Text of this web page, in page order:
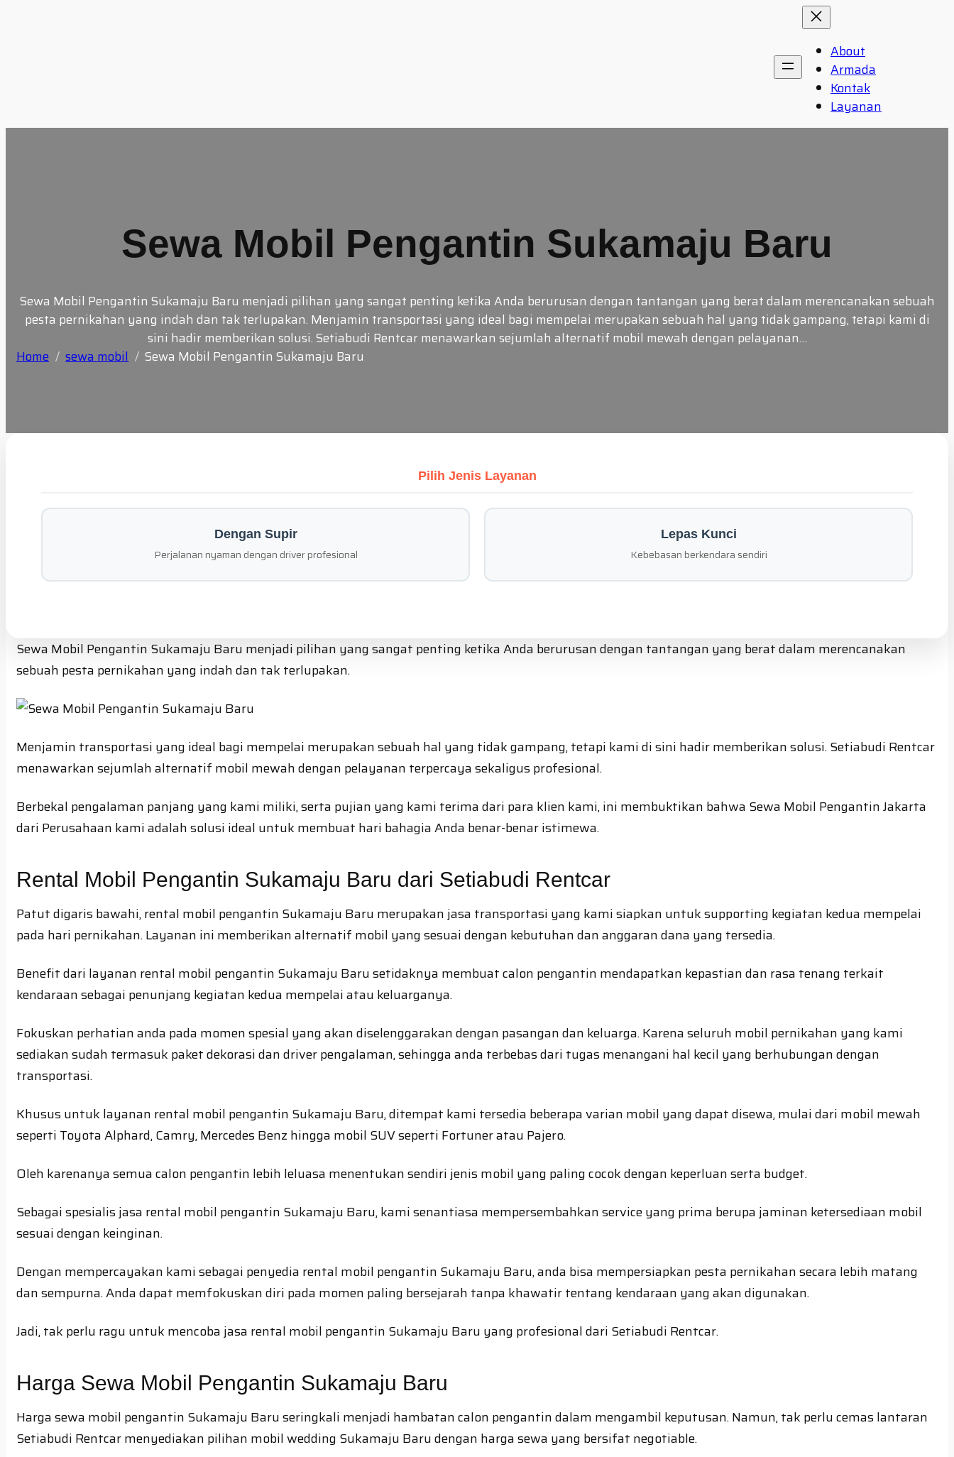
About
Armada
Kontak
Layanan
Sewa Mobil Pengantin Sukamaju Baru
Sewa Mobil Pengantin Sukamaju Baru menjadi pilihan yang sangat penting ketika Anda berurusan dengan tantangan yang berat dalam merencanakan sebuah
pesta pernikahan yang indah dan tak terlupakan. Menjamin transportasi yang ideal bagi mempelai merupakan sebuah hal yang tidak gampang, tetapi kami di
sini hadir memberikan solusi. Setiabudi Rentcar menawarkan sejumlah alternatif mobil mewah dengan pelayanan…
Home
sewa mobil Sewa Mobil Pengantin Sukamaju Baru
Pilih Jenis Layanan
Dengan Supir
Perjalanan nyaman dengan driver profesional
Lepas Kunci
Kebebasan berkendara sendiri
Sewa Mobil Pengantin Sukamaju Baru menjadi pilihan yang sangat penting ketika Anda berurusan dengan tantangan yang berat dalam merencanakan
sebuah pesta pernikahan yang indah dan tak terlupakan.
Menjamin transportasi yang ideal bagi mempelai merupakan sebuah hal yang tidak gampang, tetapi kami di sini hadir memberikan solusi. Setiabudi Rentcar
menawarkan sejumlah alternatif mobil mewah dengan pelayanan terpercaya sekaligus profesional.
Berbekal pengalaman panjang yang kami miliki, serta pujian yang kami terima dari para klien kami, ini membuktikan bahwa Sewa Mobil Pengantin Jakarta
dari Perusahaan kami adalah solusi ideal untuk membuat hari bahagia Anda benar-benar istimewa.
Rental Mobil Pengantin Sukamaju Baru dari Setiabudi Rentcar
Patut digaris bawahi, rental mobil pengantin Sukamaju Baru merupakan jasa transportasi yang kami siapkan untuk supporting kegiatan kedua mempelai
pada hari pernikahan. Layanan ini memberikan alternatif mobil yang sesuai dengan kebutuhan dan anggaran dana yang tersedia.
Benefit dari layanan rental mobil pengantin Sukamaju Baru setidaknya membuat calon pengantin mendapatkan kepastian dan rasa tenang terkait
kendaraan sebagai penunjang kegiatan kedua mempelai atau keluarganya.
Fokuskan perhatian anda pada momen spesial yang akan diselenggarakan dengan pasangan dan keluarga. Karena seluruh mobil pernikahan yang kami
sediakan sudah termasuk paket dekorasi dan driver pengalaman, sehingga anda terbebas dari tugas menangani hal kecil yang berhubungan dengan
transportasi.
Khusus untuk layanan rental mobil pengantin Sukamaju Baru, ditempat kami tersedia beberapa varian mobil yang dapat disewa, mulai dari mobil mewah
seperti Toyota Alphard, Camry, Mercedes Benz hingga mobil SUV seperti Fortuner atau Pajero.
Oleh karenanya semua calon pengantin lebih leluasa menentukan sendiri jenis mobil yang paling cocok dengan keperluan serta budget.
Sebagai spesialis jasa rental mobil pengantin Sukamaju Baru, kami senantiasa mempersembahkan service yang prima berupa jaminan ketersediaan mobil
sesuai dengan keinginan.
Dengan mempercayakan kami sebagai penyedia rental mobil pengantin Sukamaju Baru, anda bisa mempersiapkan pesta pernikahan secara lebih matang
dan sempurna. Anda dapat memfokuskan diri pada momen paling bersejarah tanpa khawatir tentang kendaraan yang akan digunakan.
Jadi, tak perlu ragu untuk mencoba jasa rental mobil pengantin Sukamaju Baru yang profesional dari Setiabudi Rentcar.
Harga Sewa Mobil Pengantin Sukamaju Baru
Harga sewa mobil pengantin Sukamaju Baru seringkali menjadi hambatan calon pengantin dalam mengambil keputusan. Namun, tak perlu cemas lantaran
Setiabudi Rentcar menyediakan pilihan mobil wedding Sukamaju Baru dengan harga sewa yang bersifat negotiable.